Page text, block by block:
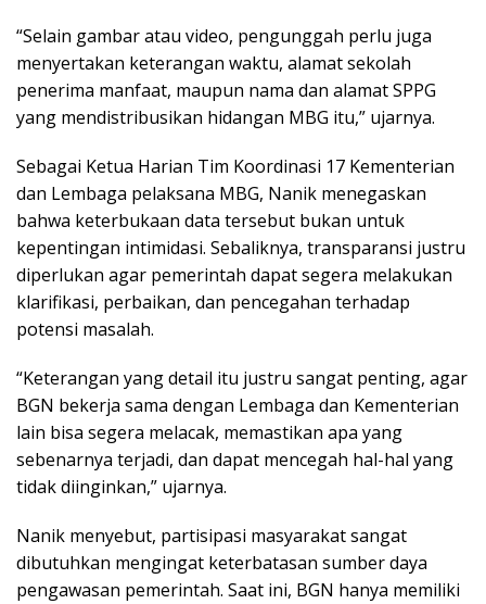
“Selain gambar atau video, pengunggah perlu juga
menyertakan keterangan waktu, alamat sekolah
penerima manfaat, maupun nama dan alamat SPPG
yang mendistribusikan hidangan MBG itu,” ujarnya.
Sebagai Ketua Harian Tim Koordinasi 17 Kementerian
dan Lembaga pelaksana MBG, Nanik menegaskan
bahwa keterbukaan data tersebut bukan untuk
kepentingan intimidasi. Sebaliknya, transparansi justru
diperlukan agar pemerintah dapat segera melakukan
klarifikasi, perbaikan, dan pencegahan terhadap
potensi masalah.
“Keterangan yang detail itu justru sangat penting, agar
BGN bekerja sama dengan Lembaga dan Kementerian
lain bisa segera melacak, memastikan apa yang
sebenarnya terjadi, dan dapat mencegah hal-hal yang
tidak diinginkan,” ujarnya.
Nanik menyebut, partisipasi masyarakat sangat
dibutuhkan mengingat keterbatasan sumber daya
pengawasan pemerintah. Saat ini, BGN hanya memiliki